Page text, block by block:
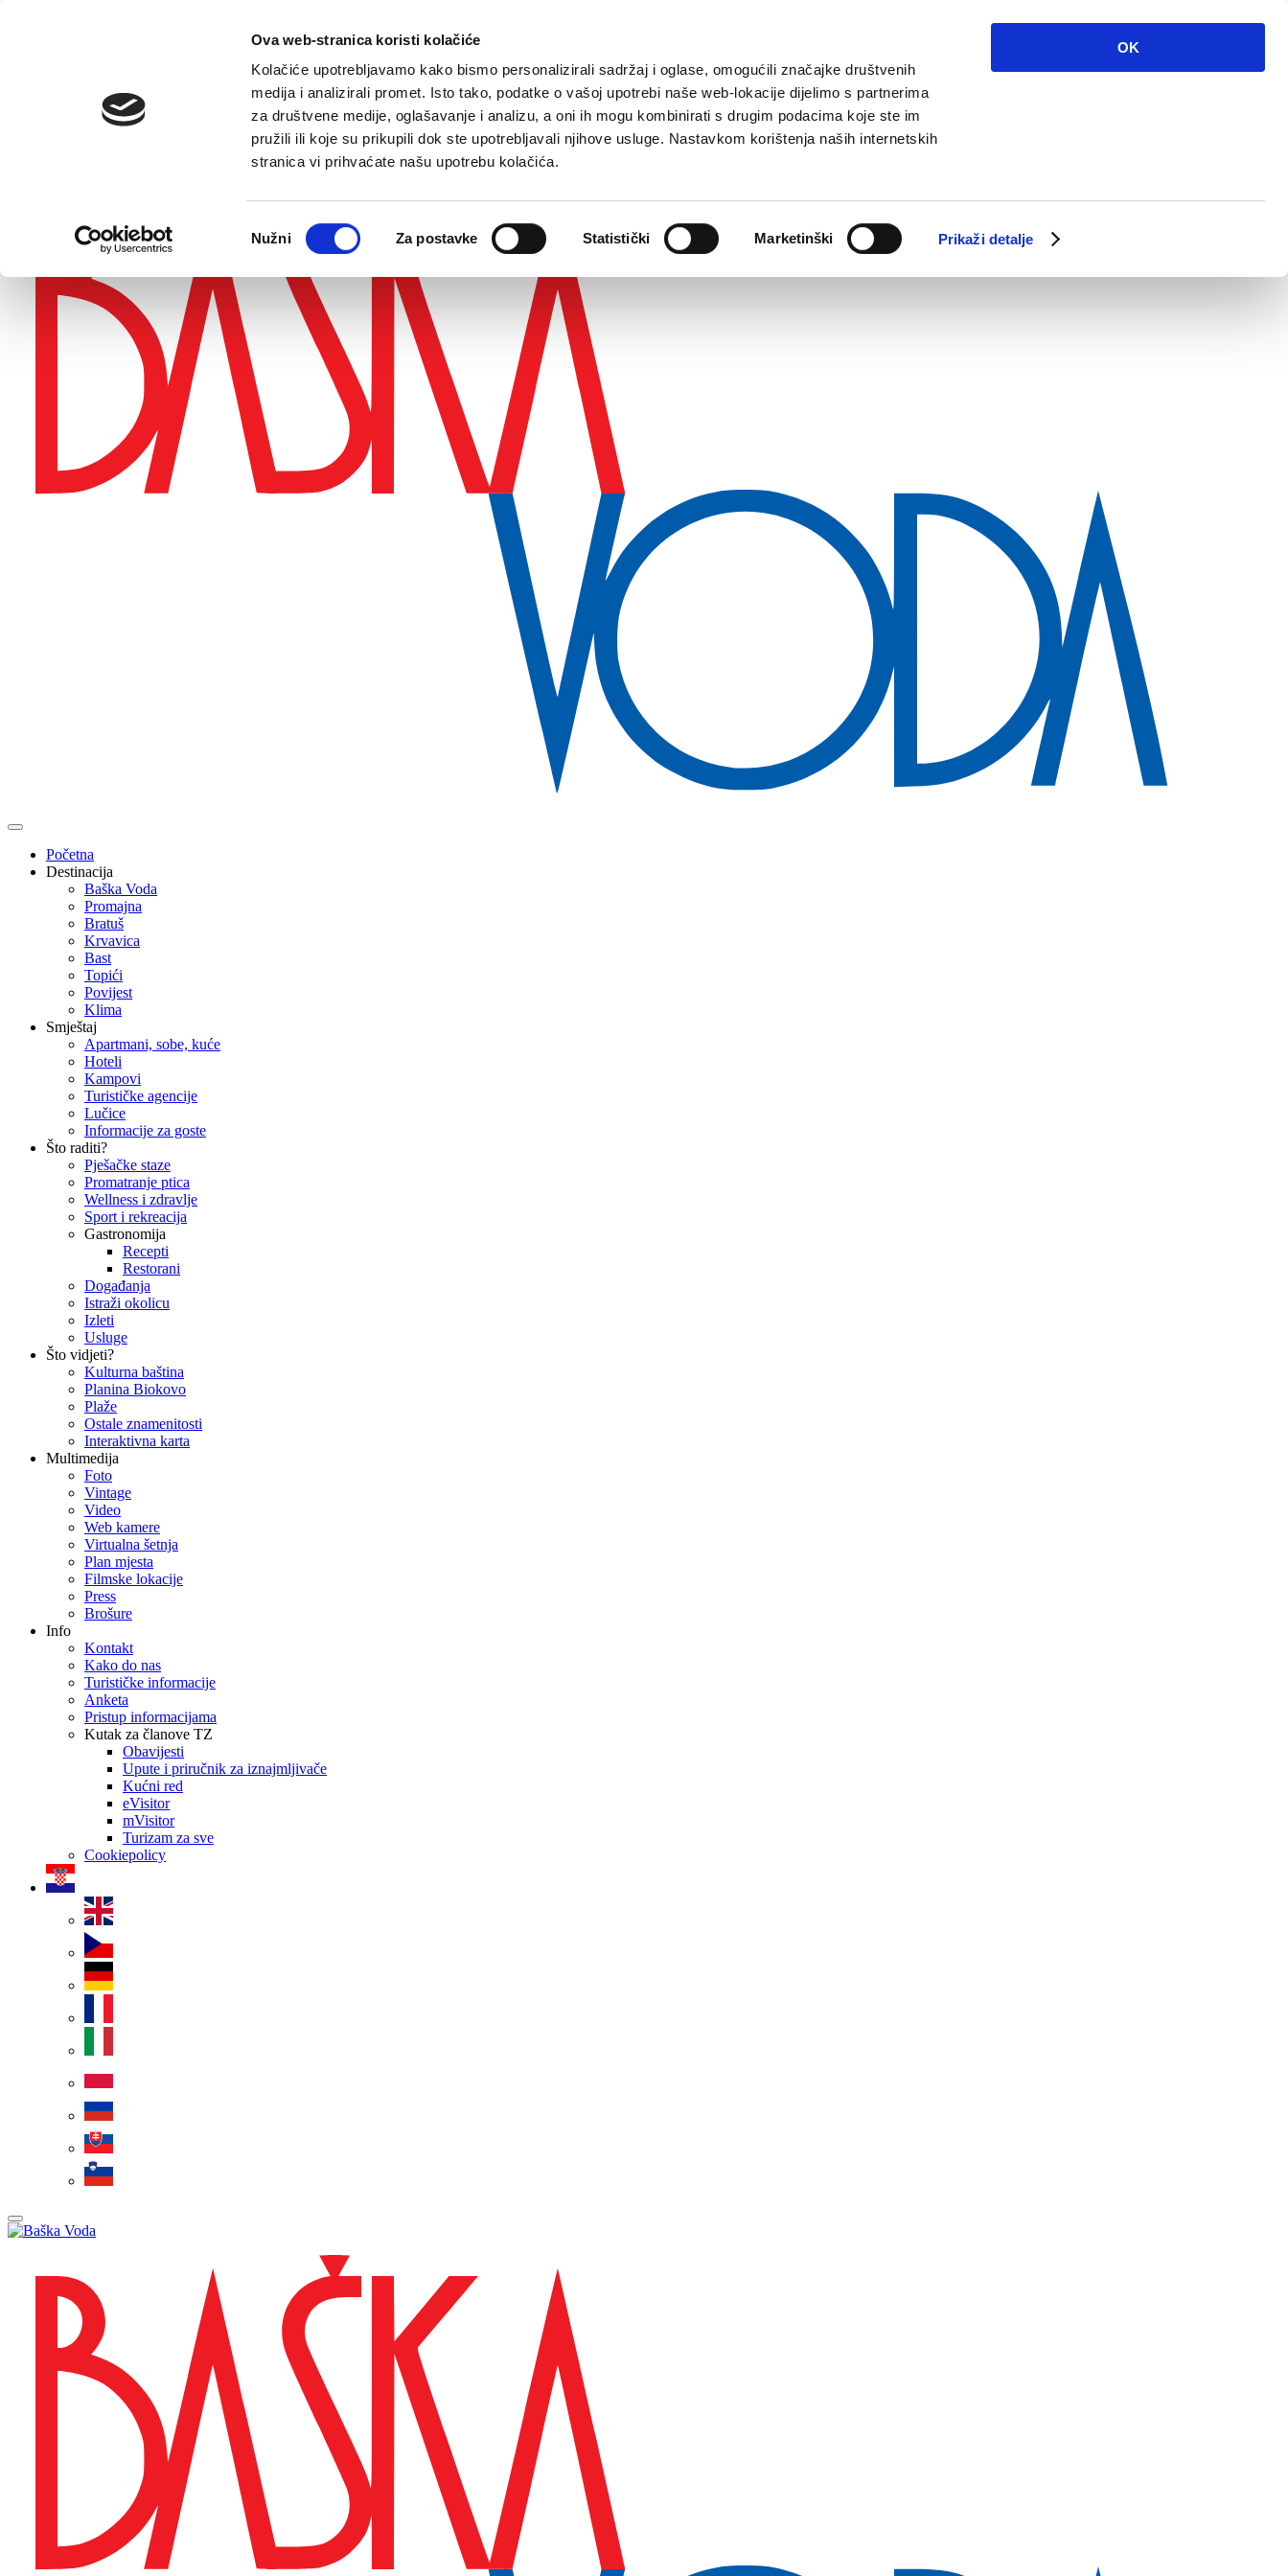
Ova web-stranica koristi kolačiće
Kolačiće upotrebljavamo kako bismo personalizirali sadržaj i oglase, omogućili značajke društvenih
medija i analizirali promet. Isto tako, podatke o vašoj upotrebi naše web-lokacije dijelimo s partnerima
za društvene medije, oglašavanje i analizu, a oni ih mogu kombinirati s drugim podacima koje ste im
pružili ili koje su prikupili dok ste upotrebljavali njihove usluge. Nastavkom korištenja naših internetskih
stranica vi prihvaćate našu upotrebu kolačića.
pristanka
Nužni Za postavke Statistički Marketinški Prikaži detalje
OK
Smanji font Jaki kontrast Bijela pozadina Podcrtaj linkove Čitljivi Font Resetiraj
Početna
Destinacija
Baška Voda
Promajna
Bratuš
Krvavica
Bast
Topići
Povijest
Klima
Smještaj
Apartmani, sobe, kuće
Hoteli
Kampovi
Turističke agencije
Lučice
Informacije za goste
Što raditi?
Pješačke staze
Promatranje ptica
Wellness i zdravlje
Sport i rekreacija
Gastronomija
Recepti
Restorani
Događanja
Istraži okolicu
Izleti
Usluge
Što vidjeti?
Kulturna baština
Planina Biokovo
Plaže
Ostale znamenitosti
Interaktivna karta
Multimedija
Foto
Vintage
Video
Web kamere
Virtualna šetnja
Plan mjesta
Filmske lokacije
Press
Brošure
Info
Kontakt
Kako do nas
Turističke informacije
Anketa
Pristup informacijama
Kutak za članove TZ
Obavijesti
Upute i priručnik za iznajmljivače
Kućni red
eVisitor
mVisitor
Turizam za sve
Cookiepolicy